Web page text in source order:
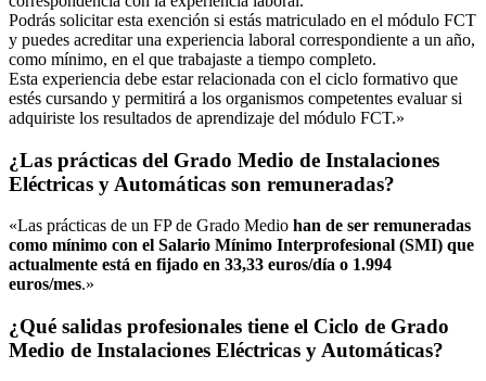
Podrás solicitar esta exención si estás matriculado en el módulo FCT
y puedes acreditar una experiencia laboral correspondiente a un año,
como mínimo, en el que trabajaste a tiempo completo.
Esta experiencia debe estar relacionada con el ciclo formativo que
estés cursando y permitirá a los organismos competentes evaluar si
adquiriste los resultados de aprendizaje del módulo FCT.»
¿Las prácticas del Grado Medio de Instalaciones
Eléctricas y Automáticas son remuneradas?
«Las prácticas de un FP de Grado Medio han de ser remuneradas
como mínimo con el Salario Mínimo Interprofesional (SMI) que
actualmente está en fijado en 33,33 euros/día o 1.994
euros/mes.»
¿Qué salidas profesionales tiene el Ciclo de Grado
Medio de Instalaciones Eléctricas y Automáticas?